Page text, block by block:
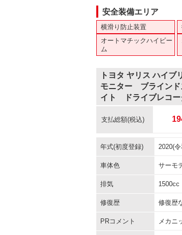
安全装備エリア
横滑り防止装置
オートマチックハイビー
ム
トヨタ ヤリス ハイ
モニター ブライン
イト ドライブレコ
支払総額(税込)
年式(初度登録) 2020(
車体色 サーモ
排気 1500cc
修復歴 修復歴
PRコメント メカニ